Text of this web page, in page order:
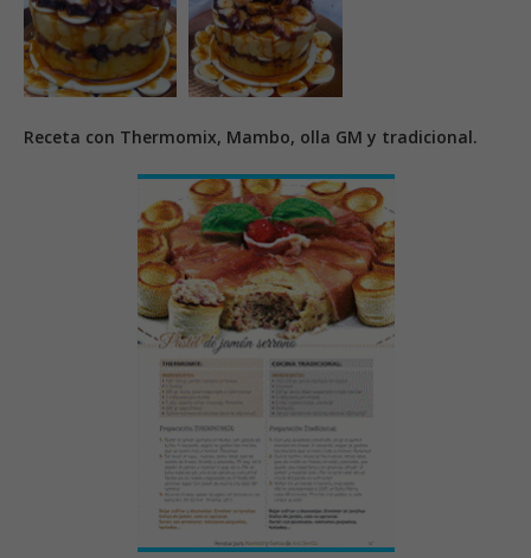
Receta con Thermomix, Mambo, olla GM y tradicional.